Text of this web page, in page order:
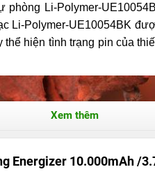
phòng Li-Polymer-
Li-Polymer-UE10054BK
hiện tình trạng pin của
Xem thêm
Energizer 10.000mAh /